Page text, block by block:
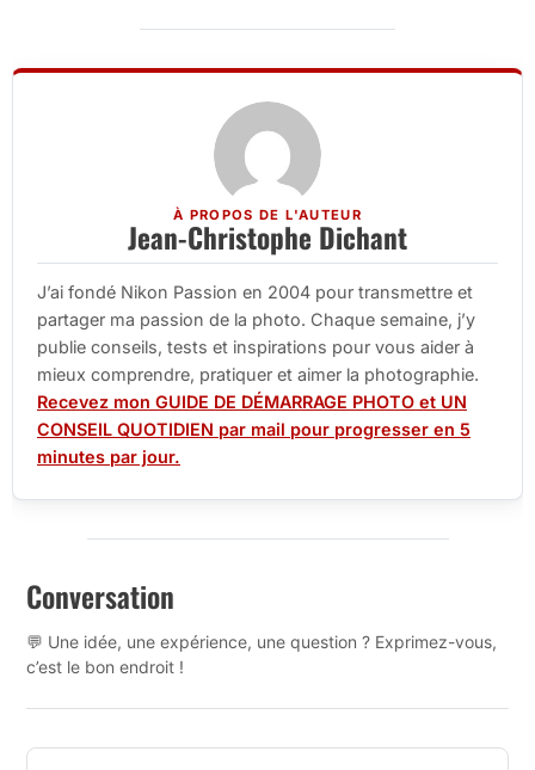
À PROPOS DE L'AUTEUR
Jean-Christophe Dichant
J’ai fondé Nikon Passion en 2004 pour transmettre et
partager ma passion de la photo. Chaque semaine, j’y
publie conseils, tests et inspirations pour vous aider à
mieux comprendre, pratiquer et aimer la photographie.
Recevez mon GUIDE DE DÉMARRAGE PHOTO et UN
CONSEIL QUOTIDIEN par mail pour progresser en 5
minutes par jour.
Conversation
💬 Une idée, une expérience, une question ? Exprimez-vous,
c’est le bon endroit !